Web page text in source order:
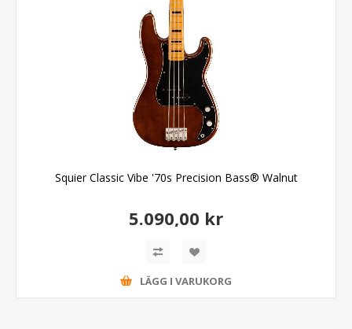
Squier Classic Vibe '70s Precision Bass® Walnut
5.090,00 kr
LÄGG I VARUKORG